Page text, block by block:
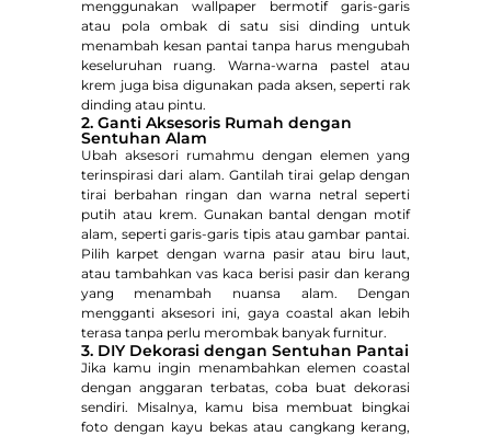
menggunakan wallpaper bermotif garis-garis
atau pola ombak di satu sisi dinding untuk
menambah kesan pantai tanpa harus mengubah
keseluruhan ruang. Warna-warna pastel atau
krem juga bisa digunakan pada aksen, seperti rak
dinding atau pintu.
2. Ganti Aksesoris Rumah dengan
Sentuhan Alam
Ubah aksesori rumahmu dengan elemen yang
terinspirasi dari alam. Gantilah tirai gelap dengan
tirai berbahan ringan dan warna netral seperti
putih atau krem. Gunakan bantal dengan motif
alam, seperti garis-garis tipis atau gambar pantai.
Pilih karpet dengan warna pasir atau biru laut,
atau tambahkan vas kaca berisi pasir dan kerang
yang menambah nuansa alam. Dengan
mengganti aksesori ini, gaya coastal akan lebih
terasa tanpa perlu merombak banyak furnitur.
3. DIY Dekorasi dengan Sentuhan Pantai
Jika kamu ingin menambahkan elemen coastal
dengan anggaran terbatas, coba buat dekorasi
sendiri. Misalnya, kamu bisa membuat bingkai
foto dengan kayu bekas atau cangkang kerang,